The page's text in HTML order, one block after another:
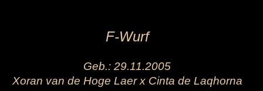
F-Wurf
Geb.: 29.11.2005
Xoran van de Hoge Laer x Cinta de Laqhorna